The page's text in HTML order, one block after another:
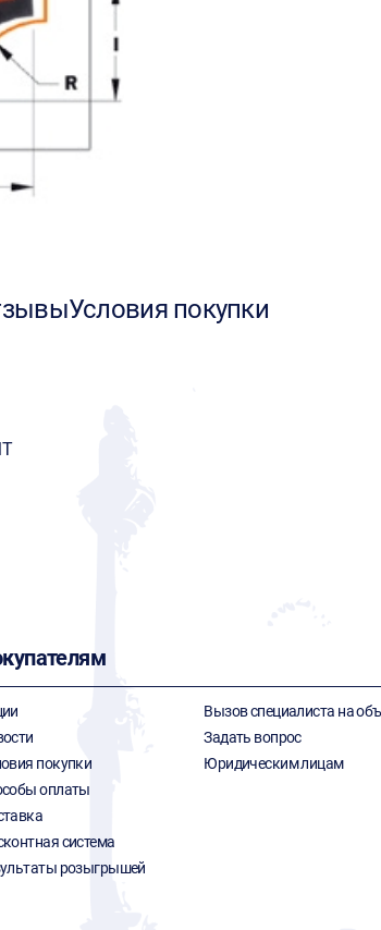
Условия покупки
покупки
оплаты
система
розыгрышей
Вызов специалиста на
Задать вопрос
Юридическим лицам